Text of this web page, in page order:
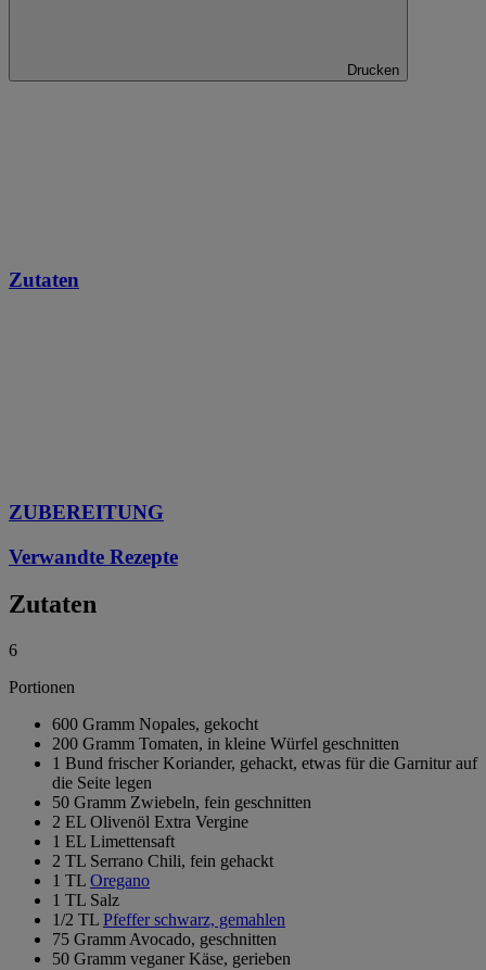
Drucken
Zutaten
ZUBEREITUNG
Verwandte Rezepte
Zutaten
6
Portionen
600 Gramm Nopales, gekocht
200 Gramm Tomaten, in kleine Würfel geschnitten
1 Bund frischer Koriander, gehackt, etwas für die Garnitur auf
die Seite legen
50 Gramm Zwiebeln, fein geschnitten
2 EL Olivenöl Extra Vergine
1 EL Limettensaft
2 TL Serrano Chili, fein gehackt
1 TL Oregano
1 TL Salz
1/2 TL Pfeffer schwarz, gemahlen
75 Gramm Avocado, geschnitten
50 Gramm veganer Käse, gerieben